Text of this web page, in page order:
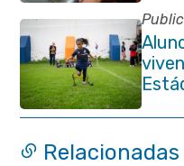
Relacionadas